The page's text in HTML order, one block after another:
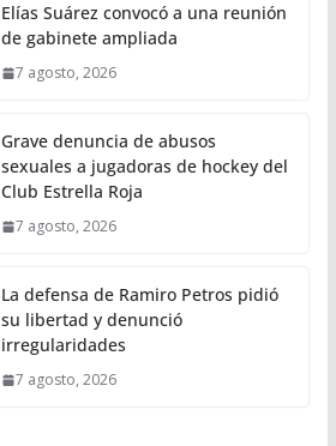
Elías Suárez convocó a una reunión
de gabinete ampliada
7 agosto, 2026
Grave denuncia de abusos
sexuales a jugadoras de hockey del
Club Estrella Roja
7 agosto, 2026
La defensa de Ramiro Petros pidió
su libertad y denunció
irregularidades
7 agosto, 2026